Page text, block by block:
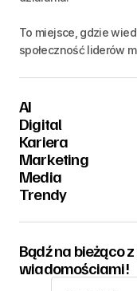
To miejsce, gdzie
społeczność liderów
AI
Digital
Kariera
Marketing
Media
Trendy
Bądź na bieżąco
wiadomościami!